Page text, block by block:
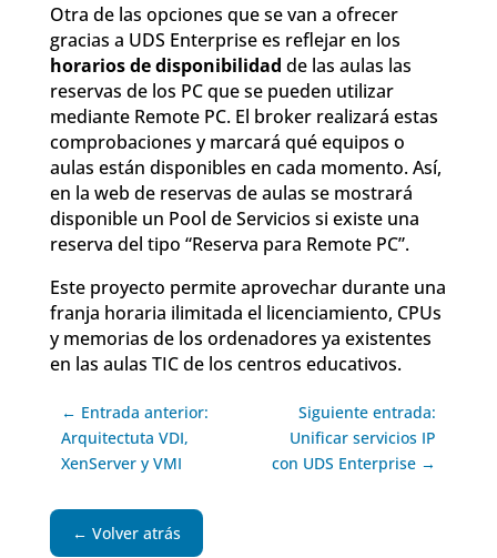
Otra de las opciones que se van a ofrecer
gracias a UDS Enterprise es reflejar en los
horarios de disponibilidad de las aulas las
reservas de los PC que se pueden utilizar
mediante Remote PC. El broker realizará estas
comprobaciones y marcará qué equipos o
aulas están disponibles en cada momento. Así,
en la web de reservas de aulas se mostrará
disponible un Pool de Servicios si existe una
reserva del tipo “Reserva para Remote PC”.
Este proyecto permite aprovechar durante una
franja horaria ilimitada el licenciamiento, CPUs
y memorias de los ordenadores ya existentes
en las aulas TIC de los centros educativos.
← Entrada anterior:
Arquitectuta VDI,
XenServer y VMI
Siguiente entrada:
Unificar servicios IP
con UDS Enterprise →
← Volver atrás